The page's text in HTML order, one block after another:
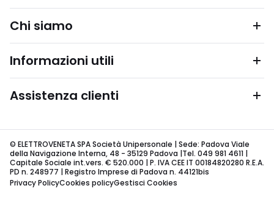
Chi siamo
Informazioni utili
Assistenza clienti
© ELETTROVENETA SPA Società Unipersonale | Sede: Padova Viale
della Navigazione Interna, 48 - 35129 Padova |Tel. 049 981 4611 |
Capitale Sociale int.vers. € 520.000 | P. IVA CEE IT 00184820280 R.E.A.
PD n. 248977 | Registro Imprese di Padova n. 44121bis
Privacy PolicyCookies policyGestisci Cookies